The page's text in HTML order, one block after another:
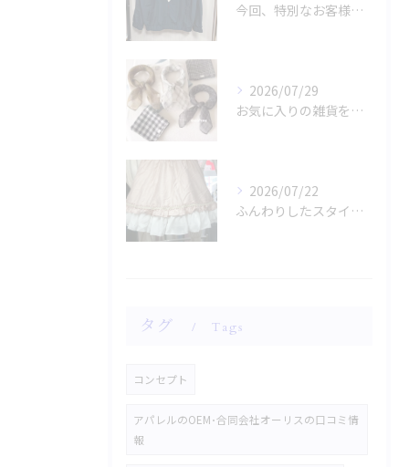
今回、特別なお客様のためにファッションショー用のサンプルを手...
2026/07/29
お気に入りの雑貨をお探しですか？
2026/07/22
ふんわりしたスタイルに魅了されませんか？
タグ Tags
コンセプト
アパレルのOEM･合同会社オーリスの口コミ情
報